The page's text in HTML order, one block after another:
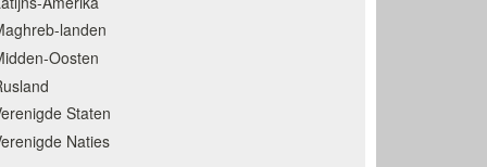
landen
Oosten
Staten
Naties